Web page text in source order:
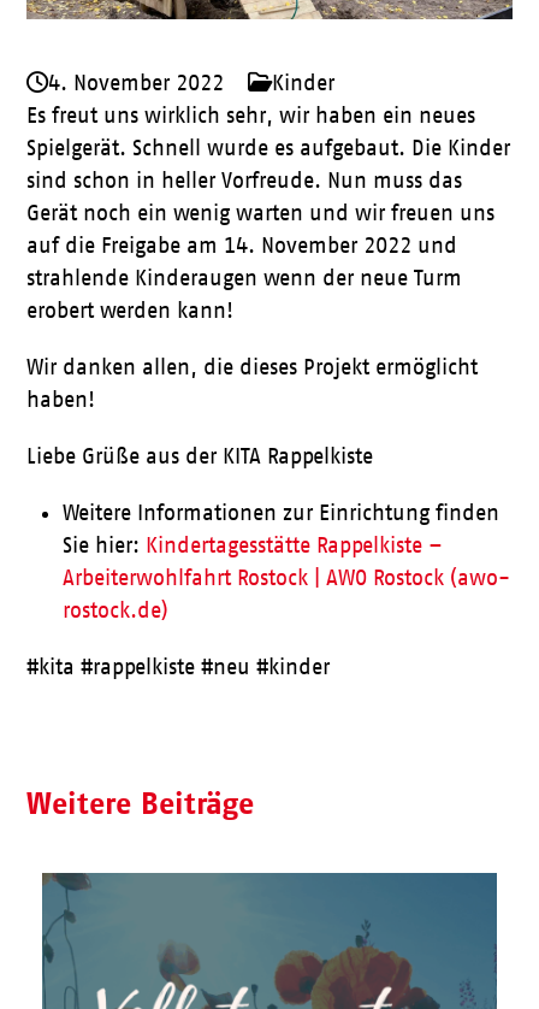
4. November 2022
Kinder
Es freut uns wirklich sehr, wir haben ein neues
Spielgerät. Schnell wurde es aufgebaut. Die Kinder
sind schon in heller Vorfreude. Nun muss das
Gerät noch ein wenig warten und wir freuen uns
auf die Freigabe am 14. November 2022 und
strahlende Kinderaugen wenn der neue Turm
erobert werden kann!
Wir danken allen, die dieses Projekt ermöglicht
haben!
Liebe Grüße aus der KITA Rappelkiste
Weitere Informationen zur Einrichtung finden
Sie hier: Kindertagesstätte Rappelkiste –
Arbeiterwohlfahrt Rostock | AWO Rostock (awo-
rostock.de)
#kita #rappelkiste #neu #kinder
Weitere Beiträge